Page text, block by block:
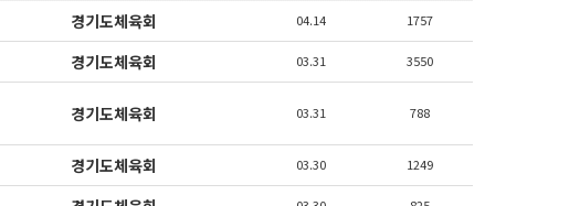
경기도체육회 04.14 1757
경기도체육회 03.31 3550
경기도체육회 03.31 788
경기도체육회 03.30 1249